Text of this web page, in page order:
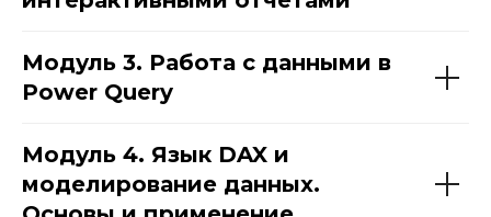
Модуль 3. Работа с данными в
Power Query
Модуль 4. Язык DAX и
моделирование данных.